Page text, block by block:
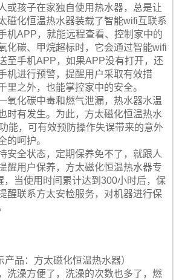
或孩子在家独自使用热水器，总是让
磁化恒温热水器装载了智能wifi互联系
机APP，就能远程查看、控制家中的
化碳、甲烷超标时，它会通过智能wifi
至手机APP，如果APP没有打开，还
机进行预警，提醒用户采取有效措
里之外，也能掌控家中的安全。
氧化碳中毒和燃气泄漏，热水器水温
时有发生。为此，方太磁化恒温热水
能，可有效预防操作失误带来的意外
的呵护。
安全状态，定期保养免不了，就跟人
醒用户保养，方太磁化恒温热水器专
，当使用时间累计达到300小时后，保
醒联系方太安检服务，对机器进行保
产品：方太磁化恒温热水器）
洗澡方便了，洗澡的次数也多了，燃